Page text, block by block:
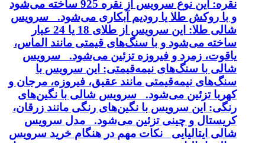
نقره: این نوع سرویس از نقره 925 ساخته می‌شود
و با روکش طلا یا رودیم آبکاری می‌شود. سرویس
شالی طلا: این سرویس از طلای 18 یا 24 عیار
ساخته می‌شود و با سنگ‌های قیمتی مانند الماس،
یاقوت، زمرد و فیروزه تزئین می‌شود. سرویس
شالی با سنگ‌های نیمه‌قیمتی: این سرویس با
سنگ‌های نیمه‌قیمتی مانند عقیق، فیروزه، مرجان و
کهربا تزئین می‌شود. سرویس شالی با نگین‌های
رنگی: این سرویس با نگین‌های رنگی مانند زرقان،
کریستال و چینی تزئین می‌شود. مدل سرویس
شالی ایتالیایی نکات مهم در هنگام خرید سرویس